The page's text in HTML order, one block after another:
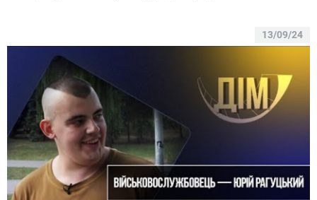
13/09/24